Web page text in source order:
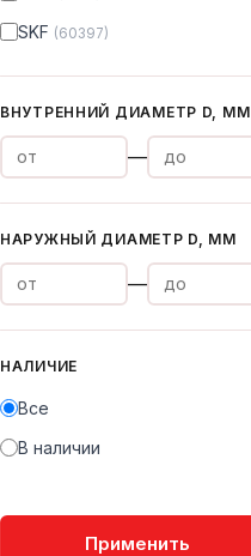
SKF (60397)
ВНУТРЕННИЙ ДИАМЕТР D, ММ
—
НАРУЖНЫЙ ДИАМЕТР D, ММ
—
НАЛИЧИЕ
Все
В наличии
Применить